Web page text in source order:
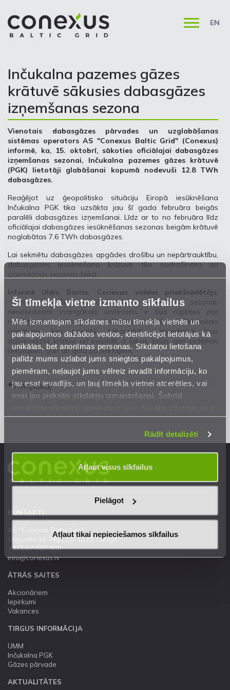
Šī tīmekļa vietne izmanto sīkfailus
Mēs izmantojam sīkdatnes mūsu tīmekļa vietnēs un
pakalpojumos dažādos veidos, identificējot lietotājus kā
unikālas, bet anonīmas personas. Sīkdatņu lietošana
palīdz mums uzlabot jums sniegtos pakalpojumus,
piemēram, neļaujot jums vēlreiz ievadīt informāciju, ko
jau esat ievadījis, un ļauj tīmekļa vietnei atcerēties, vai
esat jau piekritis sīkdatņu izmantošanai. Šobrīd
mūsuPrivātuma atrunā.
Rādīt detalizēti
Atļaut visus sīkfailus
Pielāgot
Atļaut tikai nepieciešamos sīkfailus
EN
Inčukalna pazemes gāzes
krātuvē sākusies dabasgāzes
izņemšanas sezona
Vienotais dabasgāzes pārvades un uzglabāšanas
sistēmas operators AS "Conexus Baltic Grid" (Conexus)
informē, ka, 15. oktobrī, sākoties oficiālajai dabasgāzes
izņemšanas sezonai, Inčukalna pazemes gāzes krātuvē
(PGK) lietotāji glabāšanai kopumā nodevuši 12.8 TWh
dabasgāzes.
Reaģējot uz ģeopolitisko situāciju Eiropā iesūknēšana
Inčukalna PGK tika uzsākta jau šī gada februāra beigās
paralēli dabasgāzes izņemšanai. Līdz ar to no februāra līdz
oficiālajai dabasgāzes iesūknēšanas sezonas beigām krātuvē
noglabātas 7.6 TWh dabasgāzes.
Lai sekmētu dabasgāzes apgādes drošību un nepārtrauktību,
dabasgāzes iesūknēšana krātuvē tiks nodrošināta arī
izņemšanas sezonas laikā.
Informē Uldis Bariss, Conexus valdes priekšsēdētājs:
“Gatavojoties šī gada dabasgāzes izņemšanas sezonai,
nenoliedzami svarīgākais uzdevums ir bijis rūpēties par
nepārtrauktu dabasgāzes krātuves piepildījumu. Tehniskais
risinājums, kas paralēli dabasgāzes izņemšanai ļaus
dabasgāzes krātuvi arī piepildīt, ir labas ziņas gan sistēmas
lietotājiem, gan arī gala patērētājiem.”
Atpakaļ
KONTAKTI
AS "Conexus Baltic Grid"
Stigu iela 14, Rīga, LV-1021, Latvija
+371 67 087 900
info@conexus.lv
ĀTRĀS SAITES
Akcionāriem
Iepirkumi
Vakances
TIRGUS INFORMĀCIJA
UMM
Inčukalna PGK
Gāzes pārvade
AKTUALITĀTES